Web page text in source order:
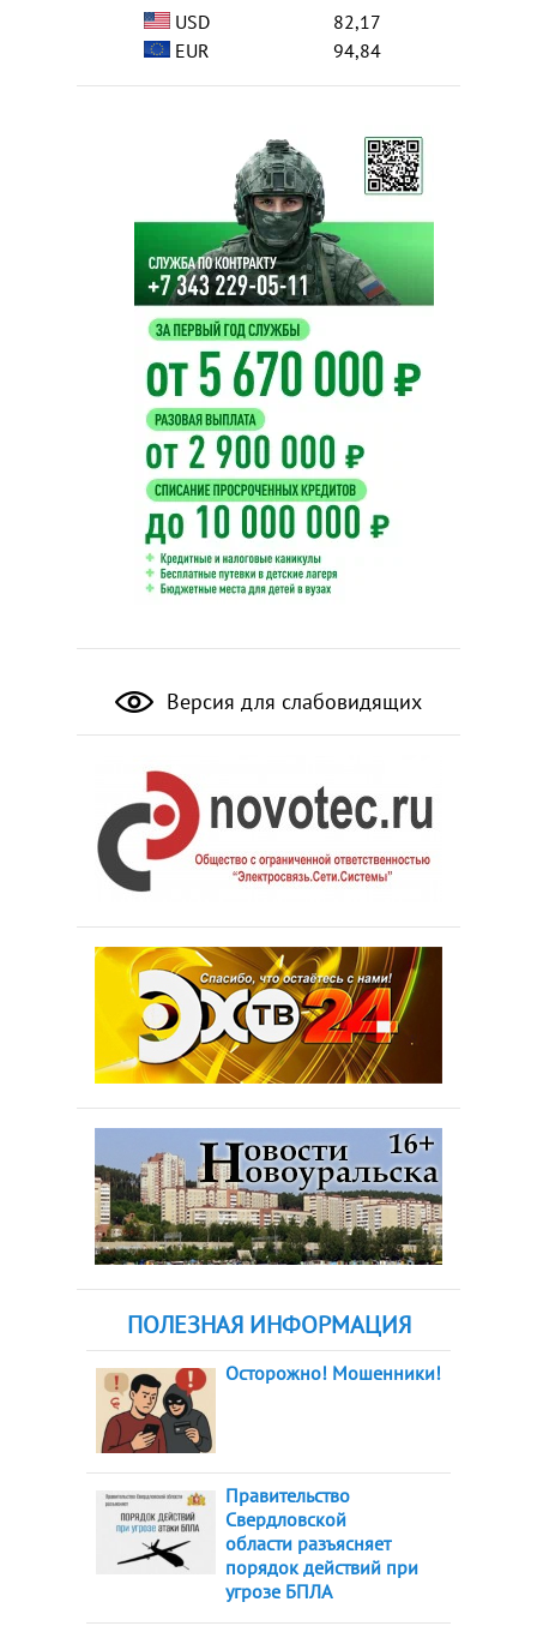
USD
82,17
EUR
94,84
Версия для слабовидящих
ПОЛЕЗНАЯ ИНФОРМАЦИЯ
Осторожно! Мошенники!
Правительство
Свердловской
области разъясняет
порядок действий при
угрозе БПЛА